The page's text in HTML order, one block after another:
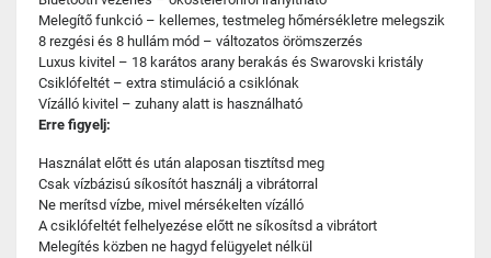
Melegítő funkció – kellemes, testmeleg hőmérsékletre melegszik
8 rezgési és 8 hullám mód – változatos örömszerzés
Luxus kivitel – 18 karátos arany berakás és Swarovski kristály
Csiklófeltét – extra stimuláció a csiklónak
Vízálló kivitel – zuhany alatt is használható
Erre figyelj:
Használat előtt és után alaposan tisztítsd meg
Csak vízbázisú síkosítót használj a vibrátorral
Ne merítsd vízbe, mivel mérsékelten vízálló
A csiklófeltét felhelyezése előtt ne síkosítsd a vibrátort
Melegítés közben ne hagyd felügyelet nélkül